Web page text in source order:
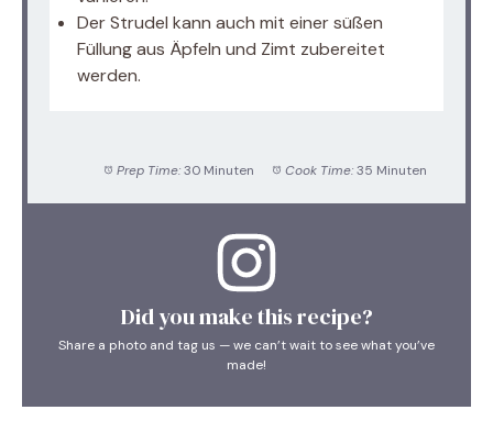
Der Strudel kann auch mit einer süßen
Füllung aus Äpfeln und Zimt zubereitet
werden.
Prep Time: 30 Minuten Cook Time: 35 Minuten
Did you make this recipe?
Share a photo and tag us — we can’t wait to see what you’ve
made!